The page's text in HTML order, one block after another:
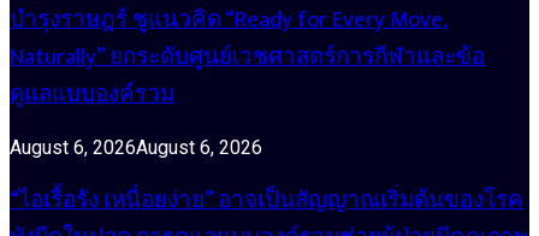
บำรุงราษฎร์ ชูแนวคิด “Ready for Every Move,
Naturally” ยกระดับศูนย์เวชศาสตร์การกีฬาและข้อ
ดูแลแบบองค์รวม
August 6, 2026August 6, 2026
“ไอเรื้อรัง เหนื่อยง่าย” อาจเป็นสัญญาณเริ่มต้นของโรค